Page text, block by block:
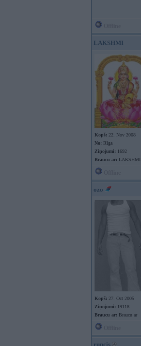
LAKSHMI
Kopš: 22. Nov 2008
No: Rīga
Ziņojumi: 1692
Braucu ar: LAKSHMI
ozo
Kopš: 27. Oct 2005
Ziņojumi: 19118
Braucu ar: Braucu ar
runcis